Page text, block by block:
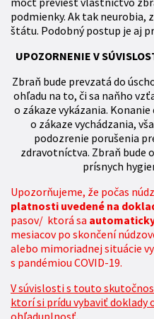
podmienky. Ak tak neurobia,
štátu. Podobný postup je aj
UPOZORNENIE V
Zbraň bude prevzatá do
ohľadu na to, či sa naňho
o zákaze vykázania.
o zákaze vychádzania,
podozrenie porušenia
zdravotníctva. Zbraň bude
prísnych
Upozorňujeme, že počas
platnosti uvedené na
pasov/ ktorá sa
mesiacov po skončení
alebo mimoriadnej situácie
s pandémiou COVID-19.
V súvislosti s touto
ktorí si prídu vybaviť doklady